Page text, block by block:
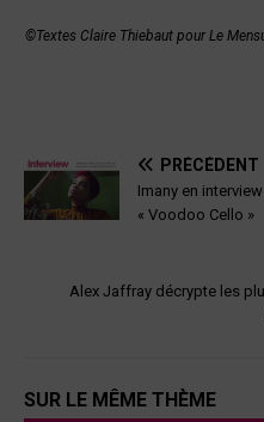
©Textes Claire Thiebaut pour Le
PRÉCÉDENT
Imany en
« Voodoo Cello »
Alex Jaffray décrypte les
SUR LE MÊME THÈME